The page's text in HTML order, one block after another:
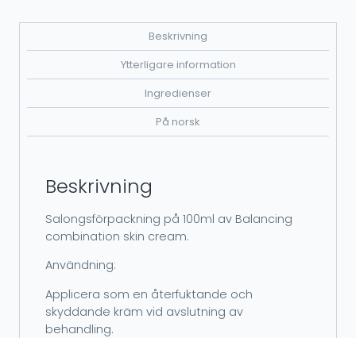
Beskrivning
Ytterligare information
Ingredienser
På norsk
Beskrivning
Salongsförpackning på 100ml av Balancing
combination skin cream.
Användning:
Applicera som en återfuktande och
skyddande kräm vid avslutning av
behandling.